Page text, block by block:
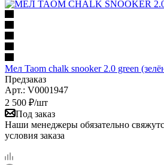
Мел Taom chalk snooker 2.0 green
Предзаказ
Арт.: V0001947
2 500 ₽/шт
Под заказ
Наши менеджеры обязательно
условия заказа